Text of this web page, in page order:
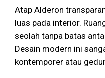
Atap Alderon
luas pada interior.
seolah tanpa batas
Desain modern ini
kontemporer atau